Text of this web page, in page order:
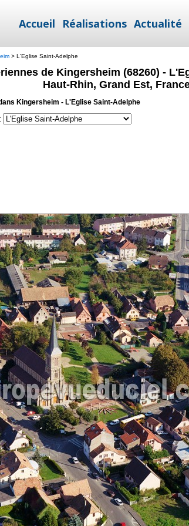
Accueil Réalisations Actualité